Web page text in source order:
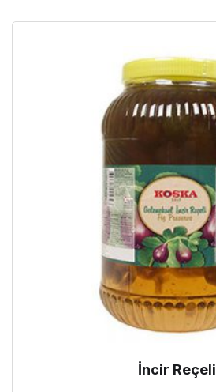
İncir Reçeli